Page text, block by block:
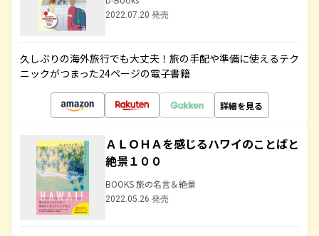
2022.07.20 発売
久しぶりの海外旅行でも大丈夫！旅の手配や準備に使えるテク
ニックがつまった24ページの電子書籍
詳細を見る
ＡＬＯＨＡを感じるハワイのことばと
絶景１００
BOOKS 旅の名言＆絶景
2022.05.26 発売